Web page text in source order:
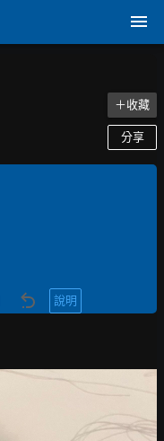
＋收藏
分享
說明